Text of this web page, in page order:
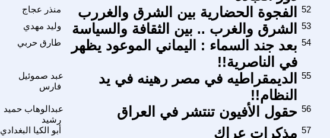
منذر عجاج الفجوة الحضارية بين الشرق والغررب
52
وليد مهدي الشرق والغرب .. بين الثقافة والسياسة
53
طارق حربي
بعد جند السماء : اليماني الموعود يظهر
في الناصرية!!
54
عبد صموئيل
فارس
الديمقراطيه في مصر رهينه في يد
النظام!!
55
عبدالوهاب حميد
رشيد
حقول الأفيون تنتشر في العراق 56
أبو الكيا البغدادي مذكرات عراك 57